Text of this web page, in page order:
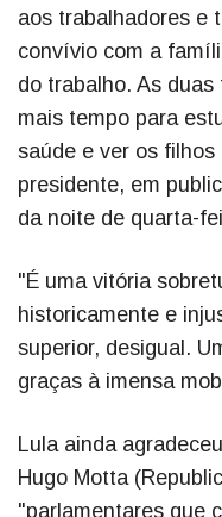
aos trabalhadores e
convívio com a
do trabalho. As
mais tempo para
saúde e ver os
presidente, em
da noite de quarta-
"É uma vitória
historicamente e
superior, desigual.
graças à imensa
Lula ainda
Hugo Motta
"parlamentares que